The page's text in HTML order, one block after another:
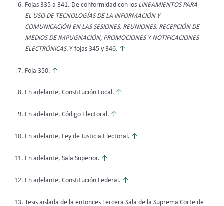
Fojas 335 a 341. De conformidad con los LINEAMIENTOS PARA
EL USO DE TECNOLOGÍAS DE LA INFORMACIÓN Y
COMUNICACIÓN EN LAS SESIONES, REUNIONES, RECEPCIÓN DE
MEDIOS DE IMPUGNACIÓN, PROMOCIONES Y NOTIFICACIONES
ELECTRÓNICAS. Y fojas 345 y 346. ↑
Foja 350. ↑
En adelante, Constitución Local. ↑
En adelante, Código Electoral. ↑
En adelante, Ley de Justicia Electoral. ↑
En adelante, Sala Superior. ↑
En adelante, Constitución Federal. ↑
Tesis aislada de la entonces Tercera Sala de la Suprema Corte de